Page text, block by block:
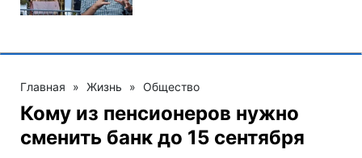
Главная » Жизнь » Общество
Кому из пенсионеров нужно
сменить банк до 15 сентября